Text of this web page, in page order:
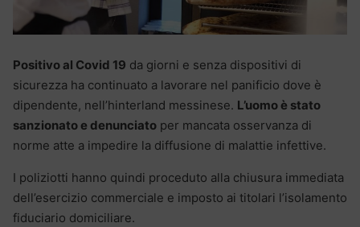
Positivo al Covid 19 da giorni e senza dispositivi di
sicurezza ha continuato a lavorare nel panificio dove è
dipendente, nell’hinterland messinese. L’uomo è stato
sanzionato e denunciato per mancata osservanza di
norme atte a impedire la diffusione di malattie infettive.
I poliziotti hanno quindi proceduto alla chiusura immediata
dell’esercizio commerciale e imposto ai titolari l’isolamento
fiduciario domiciliare.